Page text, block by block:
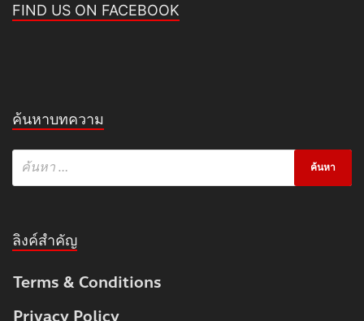
FIND US ON FACEBOOK
ค้นหาบทความ
ลิงค์สำคัญ
Terms & Conditions